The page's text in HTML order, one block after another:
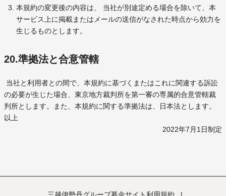
本規約の変更後の内容は、 当社が別途定める場合を除いて、本
サービス上に掲載またはメールの送信がなされた時点から効力を
生じるものとします。
20.準拠法と合意管轄
当社と利用者との間で、本規約に基づくまたはこれに関連する訴訟
の必要が生じた場合、東京地方裁判所を第一審の専属的合意管轄裁
判所とします。また、本規約に関する準拠法は、日本法とします。
以上
2022年7月1日制定